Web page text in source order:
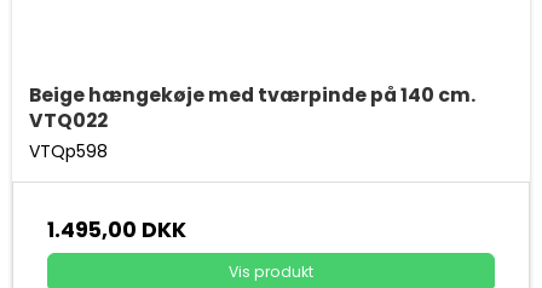
Beige hængekøje med tværpinde på 140 cm.
VTQ022
VTQp598
1.495,00 DKK
Vis produkt